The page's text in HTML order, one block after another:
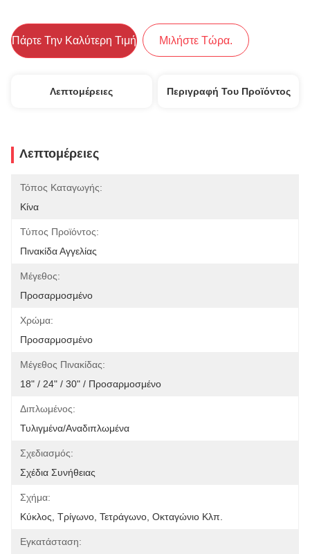
Πάρτε Την Καλύτερη Τιμή Μιλήστε Τώρα.
Λεπτομέρειες Περιγραφή Του Προϊόντος
Λεπτομέρειες
Τόπος Καταγωγής:
Κίνα
Τύπος Προϊόντος:
Πινακίδα Αγγελίας
Μέγεθος:
Προσαρμοσμένο
Χρώμα:
Προσαρμοσμένο
Μέγεθος Πινακίδας:
18" / 24" / 30" / Προσαρμοσμένο
Διπλωμένος:
Τυλιγμένα/Αναδιπλωμένα
Σχεδιασμός:
Σχέδια Συνήθειας
Σχήμα:
Κύκλος, Τρίγωνο, Τετράγωνο, Οκταγώνιο Κλπ.
Εγκατάσταση: